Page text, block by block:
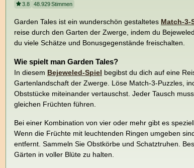
3.8 48.929Stimmen
Garden Tales ist ein wunderschön gestaltetes Match-3-
reise durch den Garten der Zwerge, indem du
du viele Schätze und Bonusgegenstände freischalten.
Wie spielt man Garden Tales?
In diesem Bejeweled-Spiel begibst du dich auf eine
Gartenlandschaft der Zwerge. Löse Match-3-Puzzles,
Obststücke miteinander vertauschst. Jeder Tausch
gleichen Früchten führen.
Bei einer Kombination von vier oder mehr gibt es
Wenn die Früchte mit leuchtenden Ringen umgeben
entfernt. Sammeln Sie Obstkörbe und Schatztruhen.
Gärten in voller Blüte zu halten.